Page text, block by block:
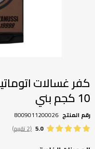
بداية
معرض
الصور
كفر غسالات
10 كجم بني
رقم المنتج 8009011200026
5.0 (2 تقييم)